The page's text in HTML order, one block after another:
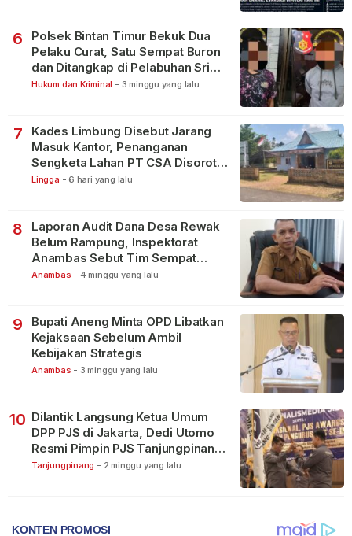
6
Polsek Bintan Timur Bekuk Dua
Pelaku Curat, Satu Sempat Buron
dan Ditangkap di Pelabuhan Sri
Bintan Pura
Hukum dan Kriminal - 3 minggu yang lalu
7
Kades Limbung Disebut Jarang
Masuk Kantor, Penanganan
Sengketa Lahan PT CSA Disorot
Warga
Lingga - 6 hari yang lalu
8
Laporan Audit Dana Desa Rewak
Belum Rampung, Inspektorat
Anambas Sebut Tim Sempat
Terbagi Tangani Kasus Lain
Anambas - 4 minggu yang lalu
9
Bupati Aneng Minta OPD Libatkan
Kejaksaan Sebelum Ambil
Kebijakan Strategis
Anambas - 3 minggu yang lalu
10 Dilantik Langsung Ketua Umum
DPP PJS di Jakarta, Dedi Utomo
Resmi Pimpin PJS Tanjungpinang-
Bintan
Tanjungpinang - 2 minggu yang lalu